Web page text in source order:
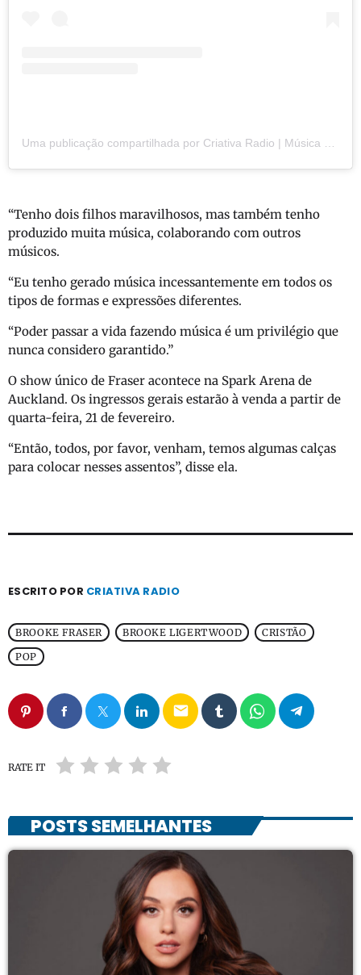
“Tenho dois filhos maravilhosos, mas também tenho
produzido muita música, colaborando com outros
músicos.
“Eu tenho gerado música incessantemente em todos os
tipos de formas e expressões diferentes.
“Poder passar a vida fazendo música é um privilégio que
nunca considero garantido.”
O show único de Fraser acontece na Spark Arena de
Auckland. Os ingressos gerais estarão à venda a partir de
quarta-feira, 21 de fevereiro.
“Então, todos, por favor, venham, temos algumas calças
para colocar nesses assentos”, disse ela.
ESCRITO POR CRIATIVA RADIO
BROOKE FRASER BROOKE LIGERTWOOD
CRISTÃO
POP
email
RATE IT
POSTS SEMELHANTES